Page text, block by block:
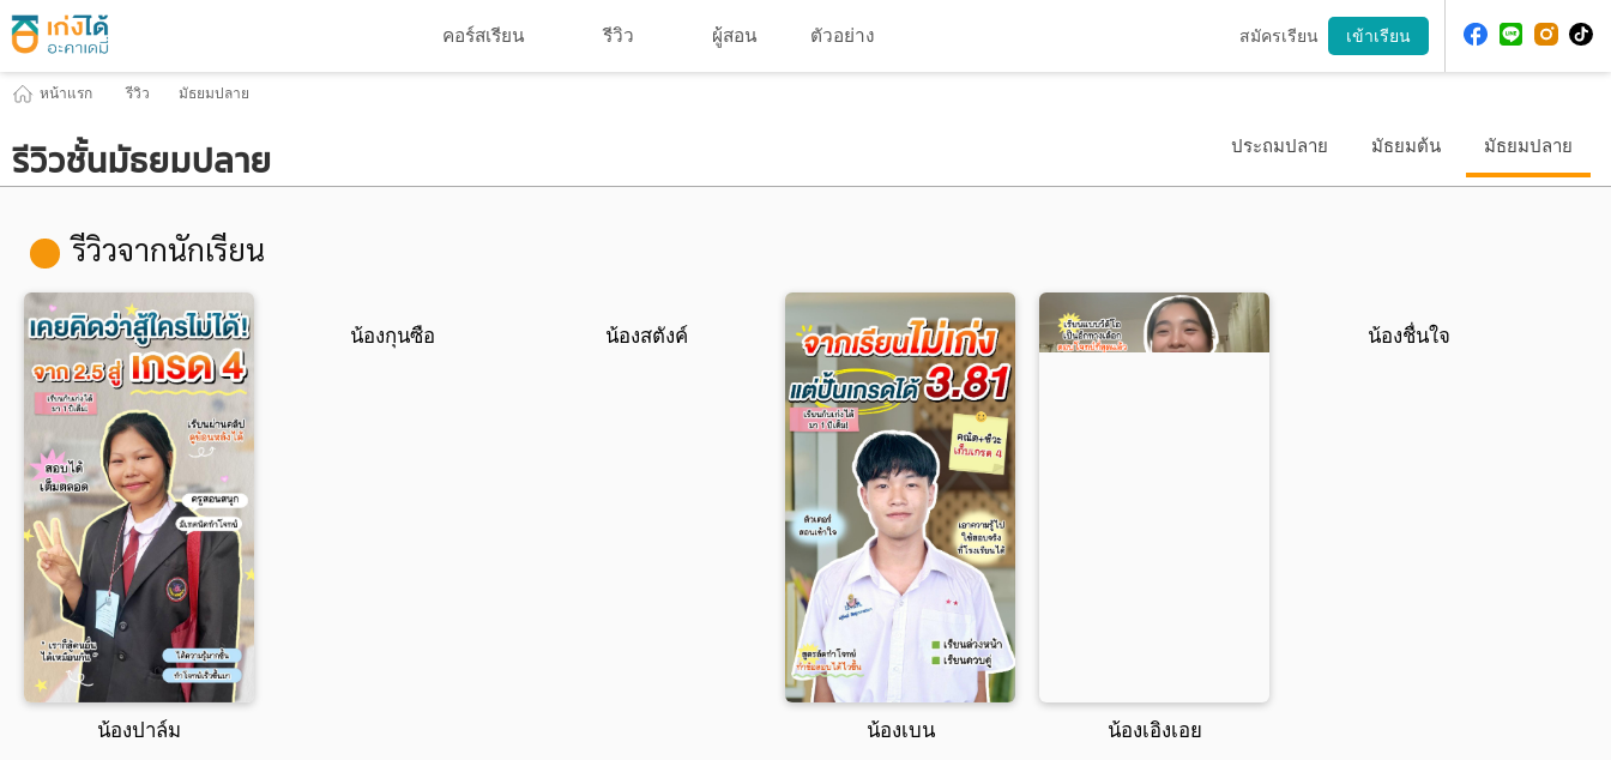
คอร์สเรียน รีวิว ผู้สอน ตัวอย่าง สมัครเรียน เข้าเรียน
หน้าแรก รีวิว มัธยมปลาย
รีวิวชั้นมัธยมปลาย ประถมปลาย มัธยมต้น มัธยมปลาย
รีวิวจากนักเรียน
น้องปาล์ม
น้องกุนซือ น้องสตังค์
น้องเบน น้องเอิงเอย
น้องชื่นใจ